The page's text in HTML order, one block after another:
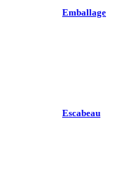
Emballage
Escabeau